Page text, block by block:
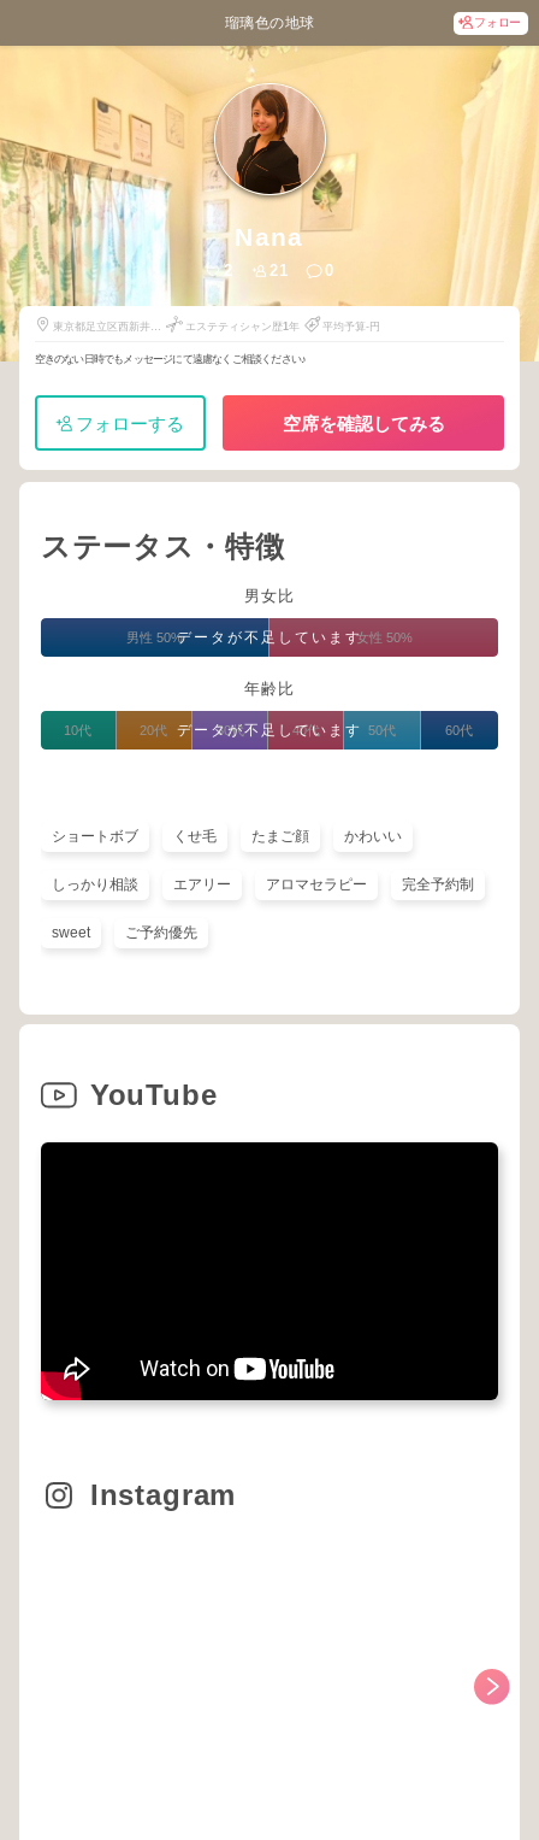
瑠璃色の地球 フォロー
Nana
2 21 0
東京都足立区西新井栄
エステティシャン歴1年 平均予算-円
空きのない日時でもメッセージにて遠慮なくご相談ください♪
フォローする 空席を確認してみる
ステータス・特徴
男女比
データが不足しています
男性 50% 女性 50%
年齢比
データが不足しています
10代 20代 30代 40代 50代 60代
ショートボブ くせ毛 たまご顔 かわいい
しっかり相談 エアリー アロマセラピー 完全予約制
sweet ご予約優先
YouTube
Instagram